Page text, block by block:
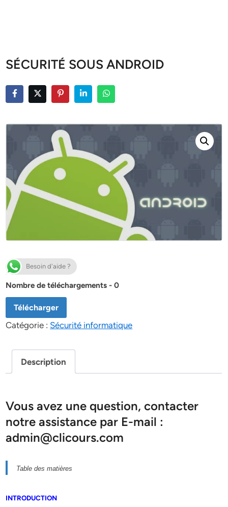
SÉCURITÉ SOUS ANDROID
Besoin d'aide ?
Nombre de téléchargements - 0
Télécharger
Catégorie : Sécurité informatique
Description
Vous avez une question, contacter
notre assistance par E-mail :
admin@clicours.com
Table des matières
INTRODUCTION